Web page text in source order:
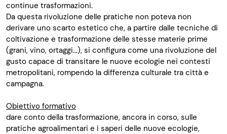
continue trasformazioni.
Da questa rivoluzione delle pratiche non poteva non
derivare uno scarto estetico che, a partire dalle tecniche di
coltivazione e trasformazione delle stesse materie prime
(grani, vino, ortaggi...), si configura come una rivoluzione del
gusto capace di transitare le nuove ecologie nei contesti
metropolitani, rompendo la differenza culturale tra città e
campagna.
Obiettivo formativo
dare conto della trasformazione, ancora in corso, sulle
pratiche agroalimentari e i saperi delle nuove ecologie,